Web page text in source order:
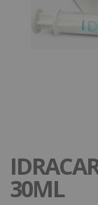
30ML